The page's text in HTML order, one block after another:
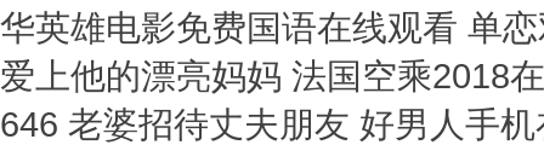
华英雄电影免费国语在线观看 单
爱上他的漂亮妈妈 法国空乘2018
646 老婆招待丈夫朋友 好男人手